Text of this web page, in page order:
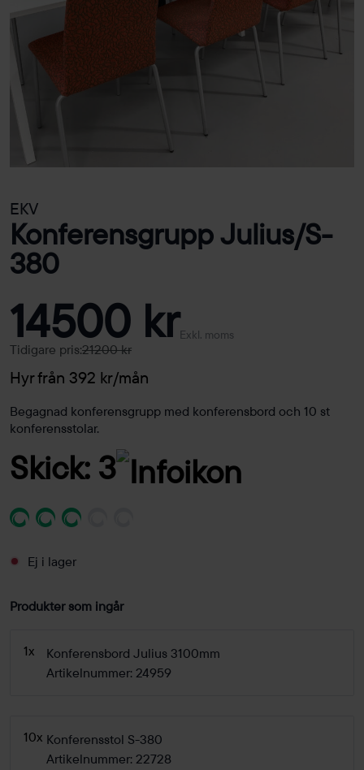
EKV
Konferensgrupp Julius/S-
380
14500 krExkl. moms
Tidigare pris:21200 kr
Hyr från 392 kr/mån
Begagnad konferensgrupp med konferensbord och 10 st
konferensstolar.
Skick: 3
Ej i lager
Produkter som ingår
1x
Konferensbord Julius 3100mm
Artikelnummer: 24959
10x Konferensstol S-380
Artikelnummer: 22728